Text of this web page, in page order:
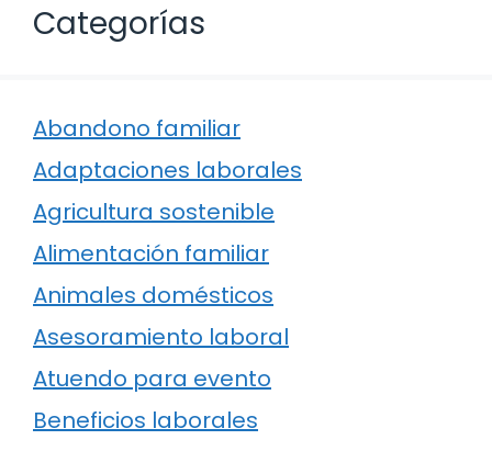
Categorías
Abandono familiar
Adaptaciones laborales
Agricultura sostenible
Alimentación familiar
Animales domésticos
Asesoramiento laboral
Atuendo para evento
Beneficios laborales